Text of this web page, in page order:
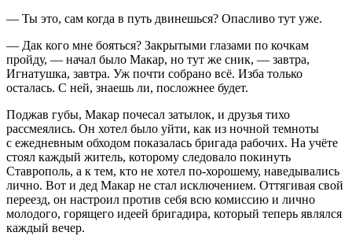
— Ты это, сам когда в путь двинешься? Опасливо тут уже.
— Дак кого мне бояться? Закрытыми глазами по кочкам
пройду, — начал было Макар, но тут же сник, — завтра,
Игнатушка, завтра. Уж почти собрано всё. Изба только
осталась. С ней, знаешь ли, посложнее будет.
Поджав губы, Макар почесал затылок, и друзья тихо
рассмеялись. Он хотел было уйти, как из ночной темноты
с ежедневным обходом показалась бригада рабочих. На учёте
стоял каждый житель, которому следовало покинуть
Ставрополь, а к тем, кто не хотел по-хорошему, наведывались
лично. Вот и дед Макар не стал исключением. Оттягивая свой
переезд, он настроил против себя всю комиссию и лично
молодого, горящего идеей бригадира, который теперь являлся
каждый вечер.